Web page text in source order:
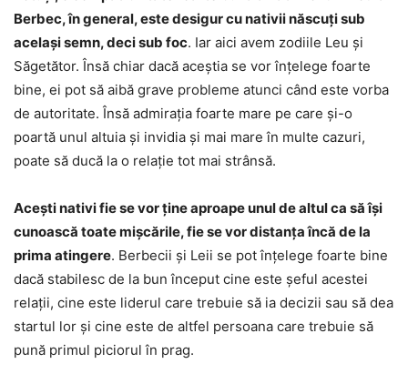
Berbec, în general, este desigur cu nativii născuți sub
același semn, deci sub foc. Iar aici avem zodiile Leu și
Săgetător. Însă chiar dacă aceștia se vor înțelege foarte
bine, ei pot să aibă grave probleme atunci când este vorba
de autoritate. Însă admirația foarte mare pe care și-o
poartă unul altuia și invidia și mai mare în multe cazuri,
poate să ducă la o relație tot mai strânsă.
Acești nativi fie se vor ține aproape unul de altul ca să își
cunoască toate mișcările, fie se vor distanța încă de la
prima atingere. Berbecii și Leii se pot înțelege foarte bine
dacă stabilesc de la bun început cine este șeful acestei
relații, cine este liderul care trebuie să ia decizii sau să dea
startul lor și cine este de altfel persoana care trebuie să
pună primul piciorul în prag.